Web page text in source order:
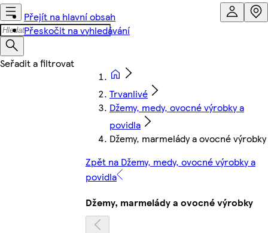
Přejít na hlavní obsah
Přeskočit na vyhledávání
Trvanlivé
Džemy, medy, ovocné výrobky a
povidla
Džemy, marmelády a ovocné výrobky
Zpět na Džemy, medy, ovocné výrobky a
povidla
Džemy, marmelády a ovocné výrobky